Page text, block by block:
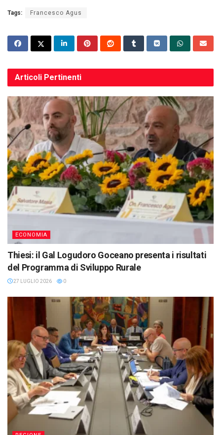
Tags: Francesco Agus
Articoli Pertinenti
ECONOMIA
Thiesi: il Gal Logudoro Goceano presenta i risultati
del Programma di Sviluppo Rurale
27 LUGLIO 2026 0